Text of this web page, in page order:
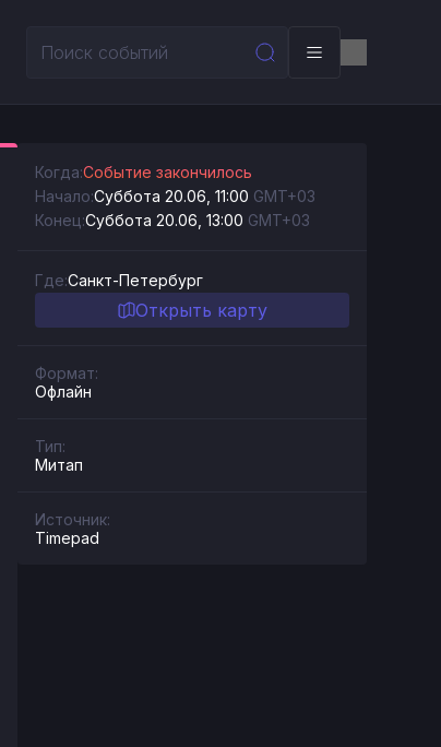
Когда:Событие закончилось
Начало:Суббота 20.06, 11:00 GMT+03
Конец:Суббота 20.06, 13:00 GMT+03
Где:Санкт-Петербург
Открыть карту
Формат:
Офлайн
Тип:
Митап
Источник:
Timepad